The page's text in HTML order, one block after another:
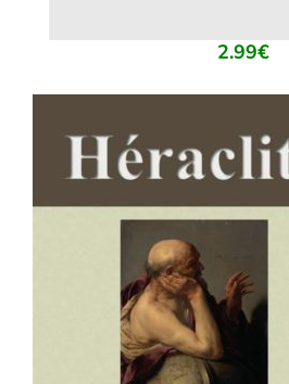
2.99€
AJOUTER AU PANIER /